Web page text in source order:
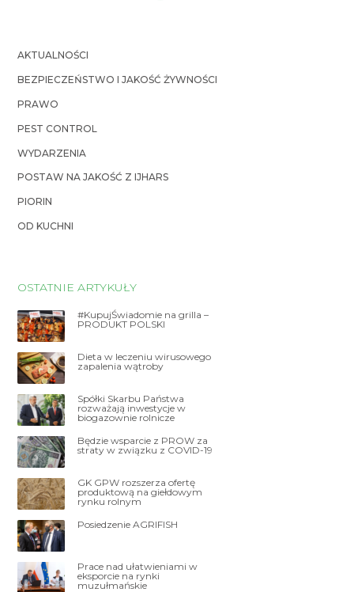
AKTUALNOŚCI
BEZPIECZEŃSTWO I JAKOŚĆ ŻYWNOŚCI
PRAWO
PEST CONTROL
WYDARZENIA
POSTAW NA JAKOŚĆ Z IJHARS
PIORIN
OD KUCHNI
OSTATNIE ARTYKUŁY
#KupujŚwiadomie na grilla –
PRODUKT POLSKI
Dieta w leczeniu wirusowego
zapalenia wątroby
Spółki Skarbu Państwa
rozważają inwestycje w
biogazownie rolnicze
Będzie wsparcie z PROW za
straty w związku z COVID-19
GK GPW rozszerza ofertę
produktową na giełdowym
rynku rolnym
Posiedzenie AGRIFISH
Prace nad ułatwieniami w
eksporcie na rynki
muzułmańskie